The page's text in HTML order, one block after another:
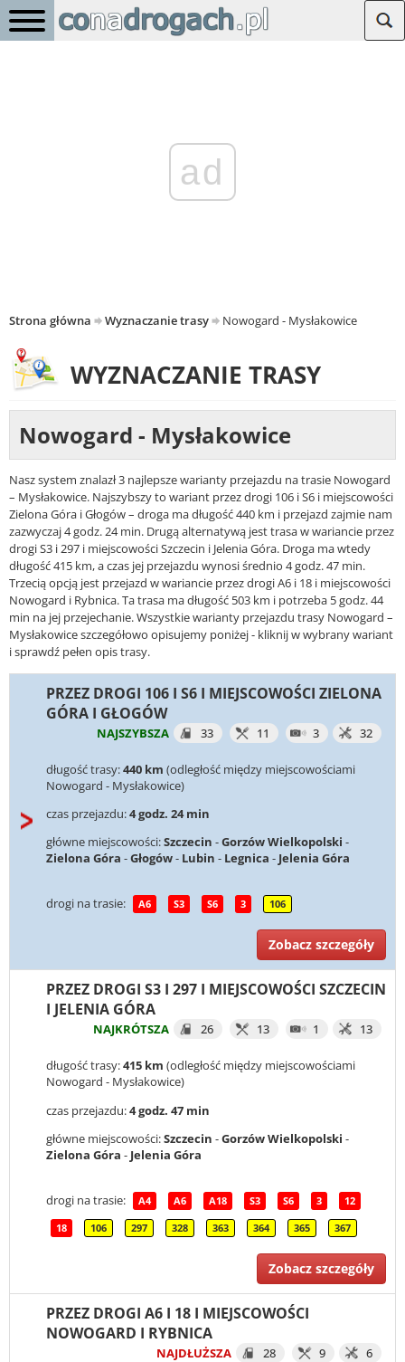
ad
Strona główna Wyznaczanie trasy Nowogard - Mysłakowice
WYZNACZANIE TRASY
Nowogard - Mysłakowice
Nasz system znalazł 3 najlepsze warianty przejazdu na trasie Nowogard
– Mysłakowice. Najszybszy to wariant przez drogi 106 i S6 i miejscowości
Zielona Góra i Głogów – droga ma długość 440 km i przejazd zajmie nam
zazwyczaj 4 godz. 24 min. Drugą alternatywą jest trasa w wariancie przez
drogi S3 i 297 i miejscowości Szczecin i Jelenia Góra. Droga ma wtedy
długość 415 km, a czas jej przejazdu wynosi średnio 4 godz. 47 min.
Trzecią opcją jest przejazd w wariancie przez drogi A6 i 18 i miejscowości
Nowogard i Rybnica. Ta trasa ma długość 503 km i potrzeba 5 godz. 44
min na jej przejechanie. Wszystkie warianty przejazdu trasy Nowogard –
Mysłakowice szczegółowo opisujemy poniżej - kliknij w wybrany wariant
i sprawdź pełen opis trasy.
PRZEZ DROGI 106 I S6 I MIEJSCOWOŚCI ZIELONA
GÓRA I GŁOGÓW
NAJSZYBSZA 33 11 3 32
długość trasy:440 km (odległość między miejscowościami
Nowogard - Mysłakowice)
czas przejazdu:4 godz. 24 min
główne miejscowości:Szczecin -Gorzów Wielkopolski -
Zielona Góra -Głogów- Lubin - Legnica - Jelenia Góra
drogi na trasie: A6 S3 S6 3 106
Zobacz szczegóły
PRZEZ DROGI S3 I 297 I MIEJSCOWOŚCI SZCZECIN
I JELENIA GÓRA
NAJKRÓTSZA 26 13 1 13
długość trasy:415 km (odległość między miejscowościami
Nowogard - Mysłakowice)
czas przejazdu:4 godz. 47 min
główne miejscowości:Szczecin -Gorzów Wielkopolski -
Zielona Góra - Jelenia Góra
drogi na trasie: A4 A6 A18 S3 S6 3 12
18 106 297 328 363 364 365 367
Zobacz szczegóły
PRZEZ DROGI A6 I 18 I MIEJSCOWOŚCI
NOWOGARD I RYBNICA
NAJDŁUŻSZA 28 9 6